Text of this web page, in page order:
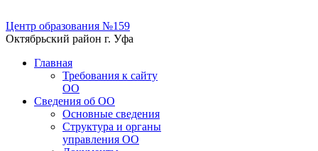
Центр образования №159
Октябрьский район г. Уфа
Главная
Требования к сайту
ОО
Сведения об ОО
Основные сведения
Структура и органы
управления ОО